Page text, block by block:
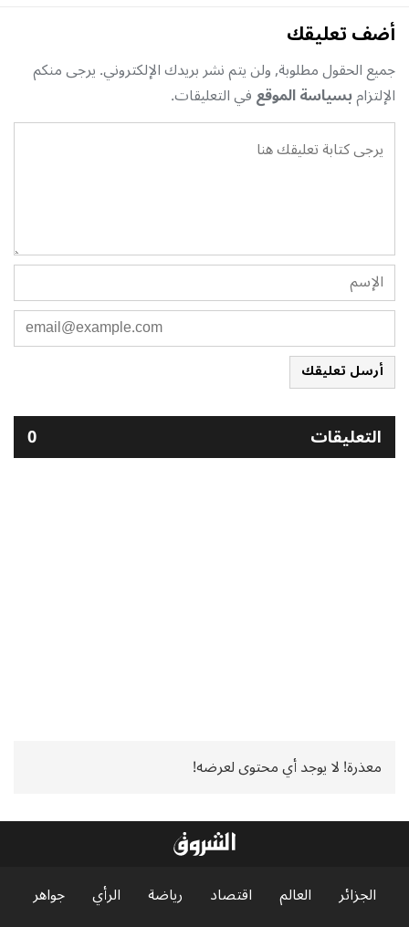
أضف تعليقك
جميع الحقول مطلوبة, ولن يتم نشر بريدك الإلكتروني. يرجى منكم
الإلتزامبسياسة الموقعفي التعليقات.
أرسل تعليقك
التعليقات 0
معذرة! لا يوجد أي محتوى لعرضه!
الجزائر العالم اقتصاد رياضة الرأي
جواهر